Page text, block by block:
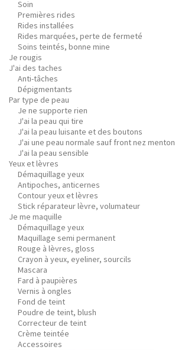
Soin
Premières rides
Rides installées
Rides marquées, perte de fermeté
Soins teintés, bonne mine
Je rougis
J'ai des taches
Anti-tâches
Dépigmentants
Par type de peau
Je ne supporte rien
J'ai la peau qui tire
J'ai la peau luisante et des boutons
J'ai une peau normale sauf front nez menton
J'ai la peau sensible
Yeux et lèvres
Démaquillage yeux
Antipoches, anticernes
Contour yeux et lèvres
Stick réparateur lèvre, volumateur
Je me maquille
Démaquillage yeux
Maquillage semi permanent
Rouge à lèvres, gloss
Crayon à yeux, eyeliner, sourcils
Mascara
Fard à paupières
Vernis à ongles
Fond de teint
Poudre de teint, blush
Correcteur de teint
Crème teintée
Accessoires